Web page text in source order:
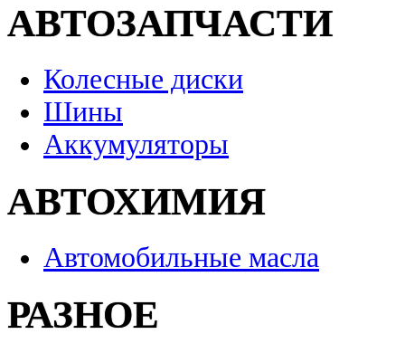
АВТОЗАПЧАСТИ
Колесные диски
Шины
Аккумуляторы
АВТОХИМИЯ
Автомобильные масла
РАЗНОЕ